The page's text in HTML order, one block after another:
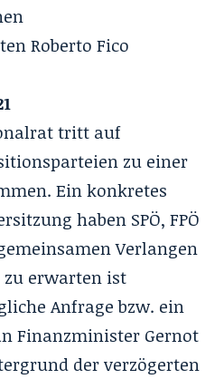
Roberto Fico
tritt auf
zu einer
Ein konkretes
haben SPÖ, FPÖ
Verlangen
erwarten ist
Anfrage bzw. ein
Finanzminister Gernot
der verzögerten